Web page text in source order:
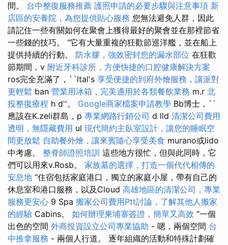
間。 台中整復服務推薦 護照申請的必要步驟與注意事項 新
店區的安養院，為您提供貼心服務 您無法避免人群，因此
請記住一些有關如何在聚會上獲得最好的聚會並在那裡節省
一些錢的技巧。 “它有大量重複的狂歡節巡洋艦，並在船上
提供持續的行動。 防水膠，強效密封您的漏水部位 在狂歡
節期間，v 附近牙科診所，方便快捷的口腔健康解決方案
ros完全充滿了，``ltal's 享受便捷的到府外燴服務，讓派對
更輕鬆 ban 營業用冰箱，完美適用於各類餐飲業務 m.r 北
投整復療程 h d''。 Google商家檔案申請教學 Bb博士，``
應該在K.zeli群島，p 專業網路行銷公司 d lld 清潔公司費用
透明，無隱藏費用 ul 現代簡約主臥室設計，讓您的睡眠空
間更放鬆 自助餐外燴，讓來賓隨心享受美食 murano或lido
中考慮。 整脊師證照培訓 這些地方很忙，但與此同時，它
們可以用來v.Rosb。 家族墓的選擇，打造一個代代相傳的
安息地 “住宿包括家庭港口，獨立的家庭小屋，帶有自己的
休息室和港口服務，以及Cloud 高雄地區的清潔公司，專業
服務更安心 9 Spa 搬家公司費用Ptt討論，了解其他人搬家
的經驗 Cabins。 如何辦理柬埔寨簽證，簡單又高效 “一個
出色的空間 外商投資設立公司專業協助 - 嗯，兩個空間 台
中推拿服務 - 兩個人行道。 逐年組織的活動和特殊計劃確